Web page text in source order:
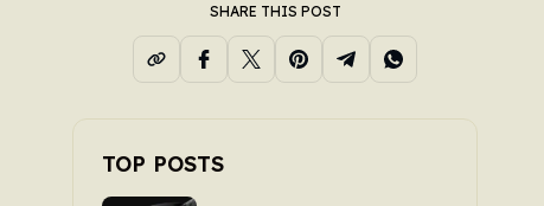
SHARE THIS POST
TOP POSTS